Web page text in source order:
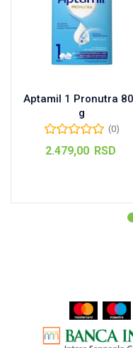
Aptamil 1 Pronutra
g
(0)
2.479,00 RSD